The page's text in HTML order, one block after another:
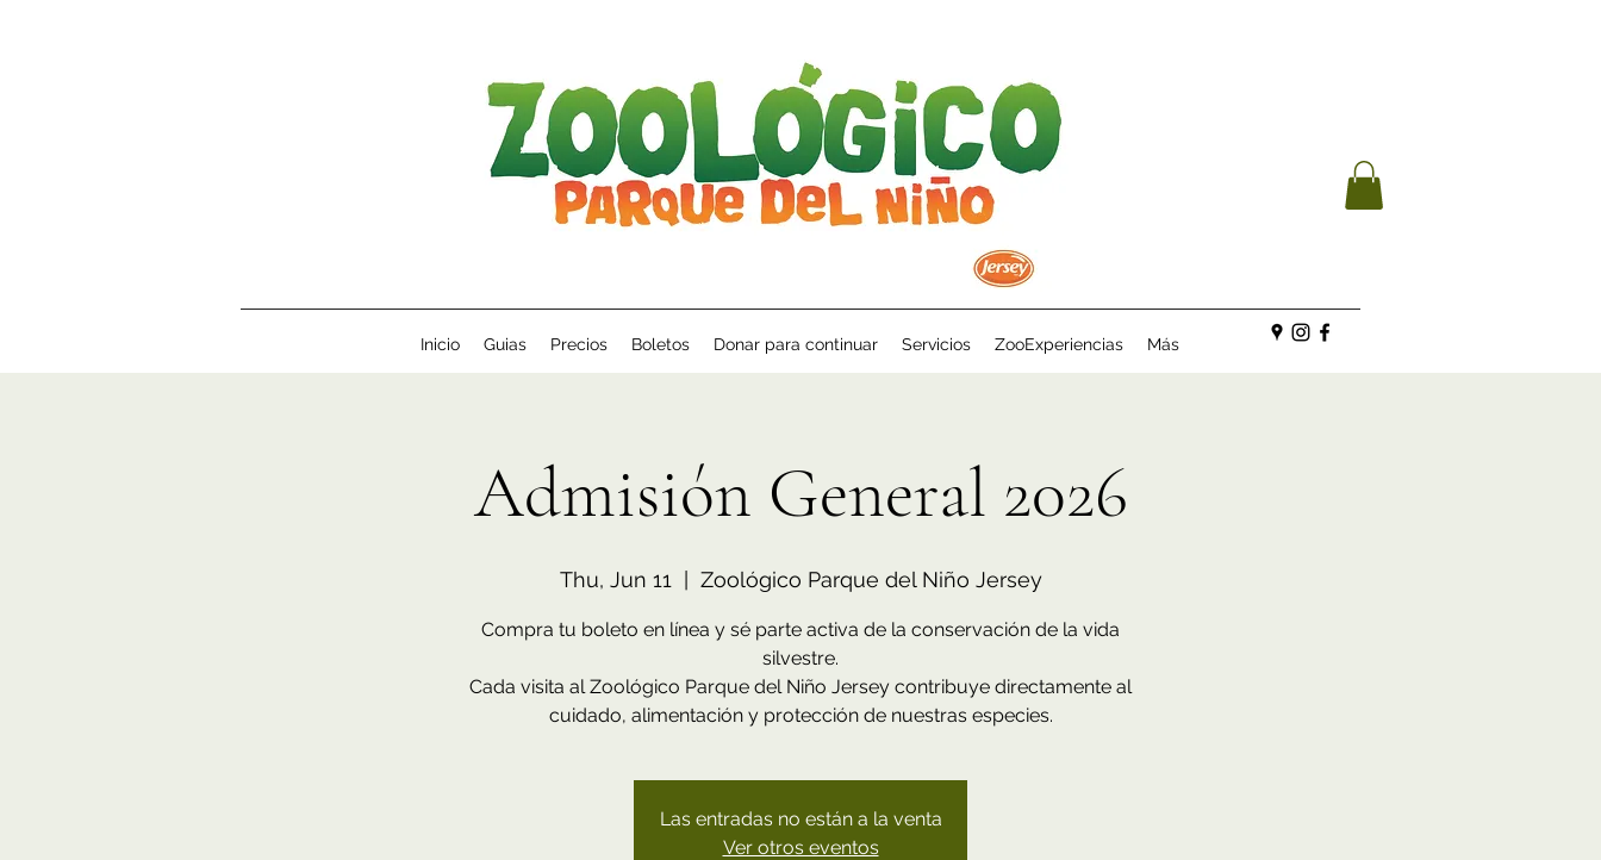
Inicio Guias Precios Boletos Donar para continuar Servicios ZooExperiencias Más
Admisión General 2026
Thu, Jun 11 Zoológico Parque del Niño Jersey
Compra tu boleto en línea y sé parte activa de la conservación de la vida
silvestre.
Cada visita al Zoológico Parque del Niño Jersey contribuye directamente al
cuidado, alimentación y protección de nuestras especies.
Las entradas no están a la venta
Ver otros eventos